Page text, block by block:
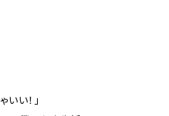
い！」